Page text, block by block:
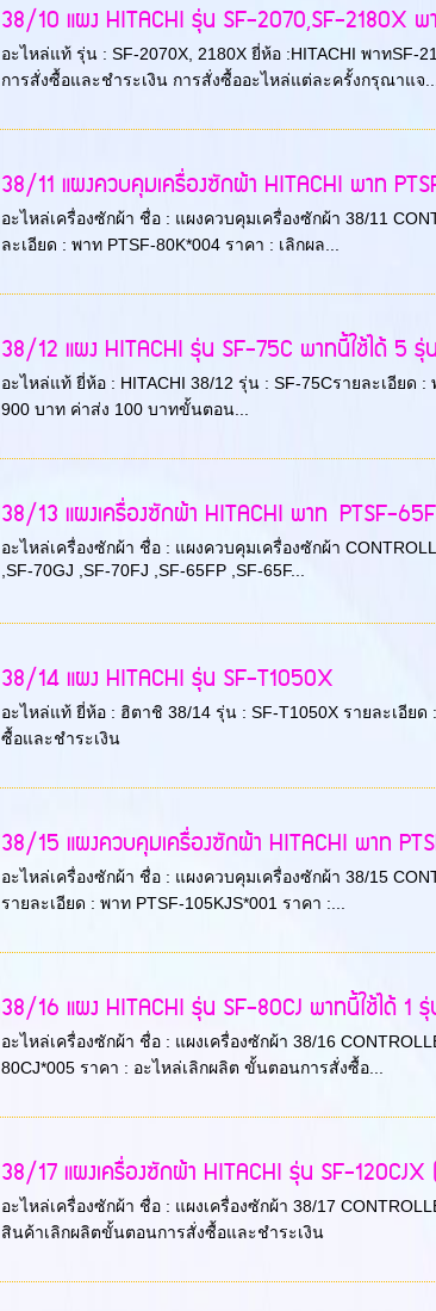
38/10 แผง HITACHI รุ่น SF-2070,SF-2180X พ
อะไหล่แท้ รุ่น : SF-2070X, 2180X ยี่ห้อ :HITACHI พาท
การสั่งซื้อและชำระเงิน การสั่งซื้ออะไหล่แต่ละครั้งกรุณาแจ...
38/11 แผงควบคุมเครื่องซักผ้า HITACHI พาท
อะไหล่เครื่องซักผ้า ชื่อ : แผงควบคุมเครื่องซักผ้า 38/11
ละเอียด : พาท PTSF-80K*004 ราคา : เลิกผล...
38/12 แผง HITACHI รุ่น SF-75C พาทนี้ใช้ได้ 5 รุ่น
อะไหล่แท้ ยี่ห้อ : HITACHI 38/12 รุ่น : SF-75Cรายละเอียด
900 บาท ค่าส่ง 100 บาทขั้นตอน...
38/13 แผงเครื่องซักผ้า HITACHI พาท PTSF-
อะไหล่เครื่องซักผ้า ชื่อ : แผงควบคุมเครื่องซักผ้า
,SF-70GJ ,SF-70FJ ,SF-65FP ,SF-65F...
38/14 แผง HITACHI รุ่น SF-T1050X
อะไหล่แท้ ยี่ห้อ : ฮิตาชิ 38/14 รุ่น : SF-T1050X รายละเอีย
ซื้อและชำระเงิน
38/15 แผงควบคุมเครื่องซักผ้า HITACHI พาท
อะไหล่เครื่องซักผ้า ชื่อ : แผงควบคุมเครื่องซักผ้า 38/15
รายละเอียด : พาท PTSF-105KJS*001 ราคา :...
38/16 แผง HITACHI รุ่น SF-80CJ พาทนี้ใช้ได้ 1
อะไหล่เครื่องซักผ้า ชื่อ : แผงเครื่องซักผ้า 38/16
80CJ*005 ราคา : อะไหล่เลิกผลิต ขั้นตอนการสั่งซื้อ...
38/17 แผงเครื่องซักผ้า HITACHI รุ่น SF-
อะไหล่เครื่องซักผ้า ชื่อ : แผงเครื่องซักผ้า 38/17
สินค้าเลิกผลิตขั้นตอนการสั่งซื้อและชำระเงิน